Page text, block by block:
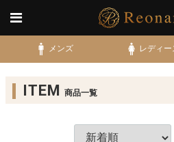
メンズ レディー
ITEM 商品一覧